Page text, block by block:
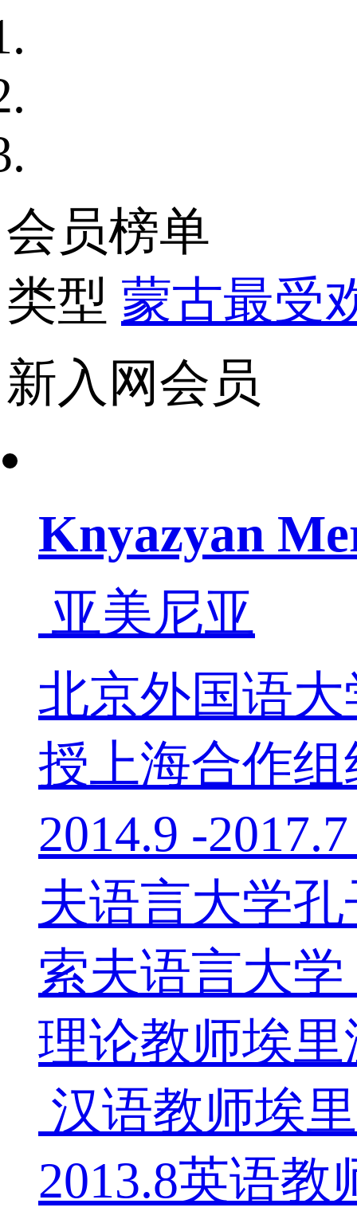
会员榜单
类型 蒙古最受
新入网会员
Knyazyan
亚美尼亚
北京外国语
授上海合作组
2014.9 -
夫语言大学
索夫语言大
理论教师埃里
汉语教师埃
2013.8英语